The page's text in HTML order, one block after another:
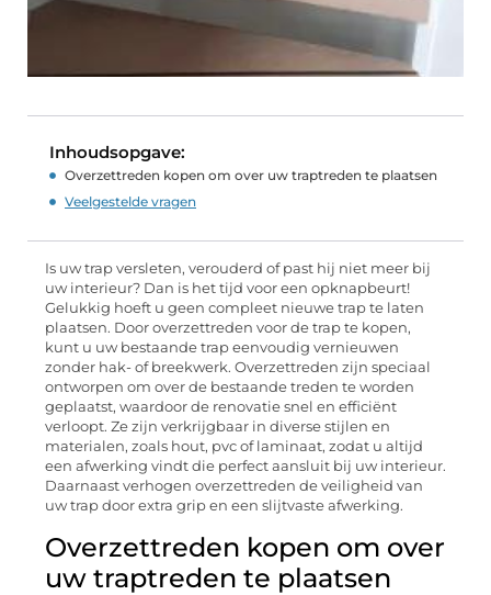
Inhoudsopgave:
Overzettreden kopen om over uw traptreden te plaatsen
Veelgestelde vragen
Is uw trap versleten, verouderd of past hij niet meer bij
uw interieur? Dan is het tijd voor een opknapbeurt!
Gelukkig hoeft u geen compleet nieuwe trap te laten
plaatsen. Door overzettreden voor de trap te kopen,
kunt u uw bestaande trap eenvoudig vernieuwen
zonder hak- of breekwerk. Overzettreden zijn speciaal
ontworpen om over de bestaande treden te worden
geplaatst, waardoor de renovatie snel en efficiënt
verloopt. Ze zijn verkrijgbaar in diverse stijlen en
materialen, zoals hout, pvc of laminaat, zodat u altijd
een afwerking vindt die perfect aansluit bij uw interieur.
Daarnaast verhogen overzettreden de veiligheid van
uw trap door extra grip en een slijtvaste afwerking.
Overzettreden kopen om over
uw traptreden te plaatsen